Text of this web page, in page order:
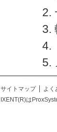
サイトマップ よく
IXENT(R)は